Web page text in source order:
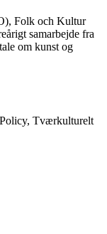
Folk och Kultur
samarbejde fra
om kunst og
Tværkulturelt